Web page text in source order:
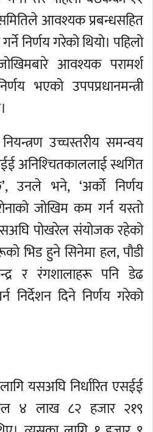
आवश्यक प्रबन्धसहित
निर्णय गरेको थियो। पहिलो
आवश्यक परामर्श
भएको उपपप्रधानमन्त्री
उच्चस्तरीय समन्वय
अनिश्‍चितकाललाई स्थगित
उनले भने, ‘अर्को निर्णय
जोखिम कम गर्न यस्तो
पोखरेल संयोजक रहेको
भिड हुने सिनेमा हल, पौडी
र रंगशालाहरू पनि डेढ
निर्देशन दिने निर्णय गरेको
यसअघि निर्धारित एसईई
४ लाख ८२ हजार २१९